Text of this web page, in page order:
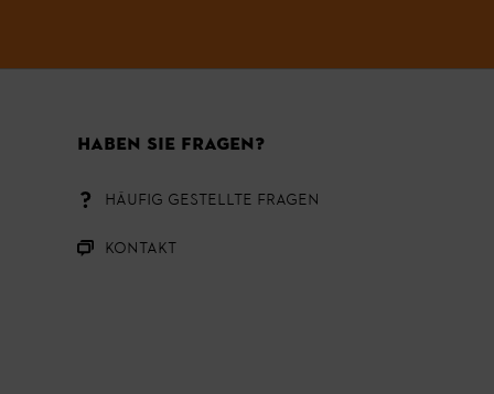
HABEN SIE FRAGEN?
HÄUFIG GESTELLTE FRAGEN
KONTAKT